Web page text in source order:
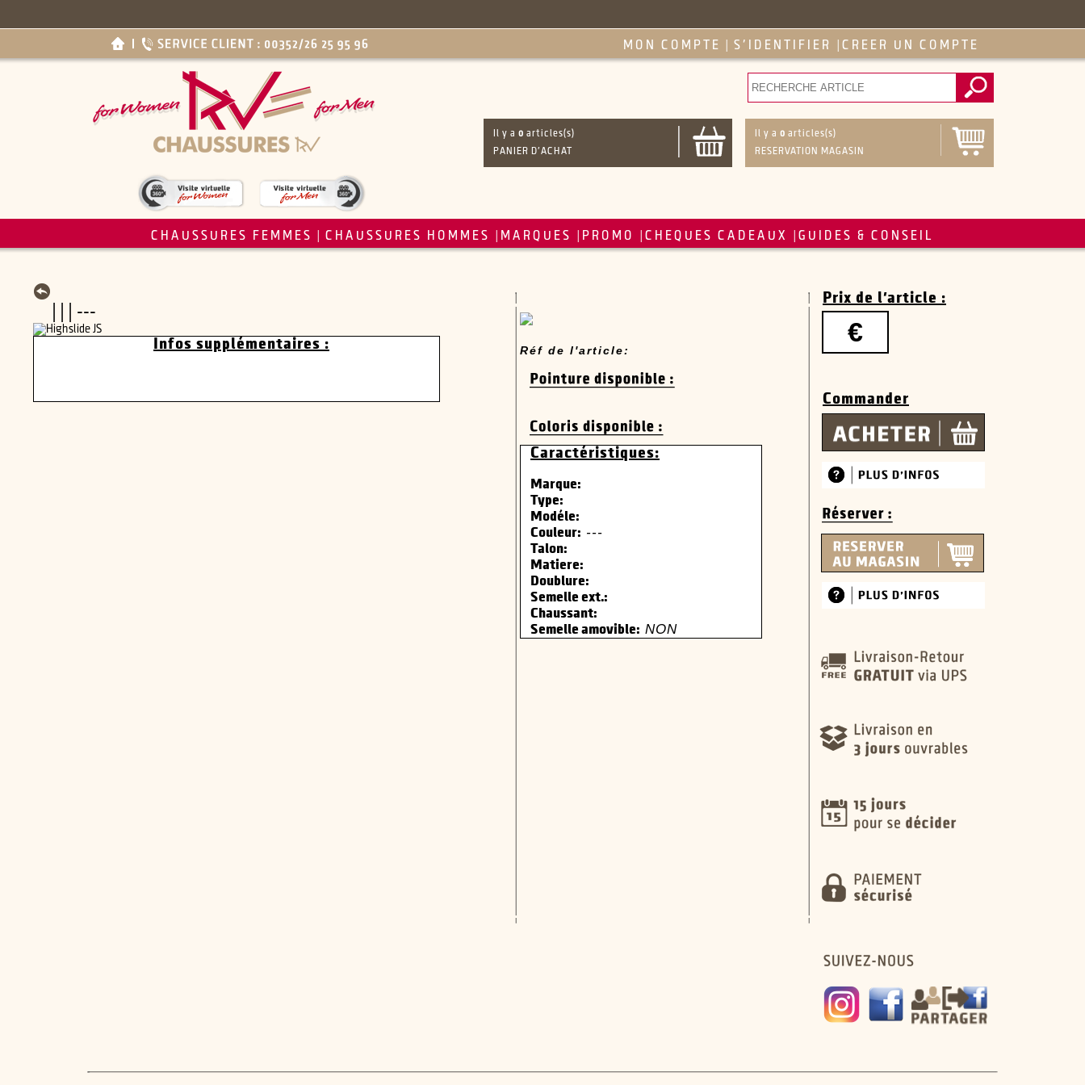
MON COMPTE S'IDENTIFIER CREER UN COMPTE
Il y a 0 articles(s)
PANIER D'ACHAT
Il y a 0 articles(s)
RESERVATION MAGASIN
CHAUSSURES FEMMES CHAUSSURES HOMMES MARQUES PROMO CHEQUES CADEAUX GUIDES & CONSEIL
| | | ---
Réf de l'article:
Caractéristiques:
Marque:
Type:
Modéle:
Couleur: ---
Talon:
Matiere:
Doublure:
Semelle ext.:
Chaussant:
Semelle amovible: NON
Prix de l'article :
€
Commander
Infos supplémentaires :